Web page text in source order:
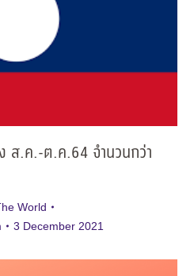
ส.ค.-ต.ค.64 จำนวนกว่า
World
3 December 2021